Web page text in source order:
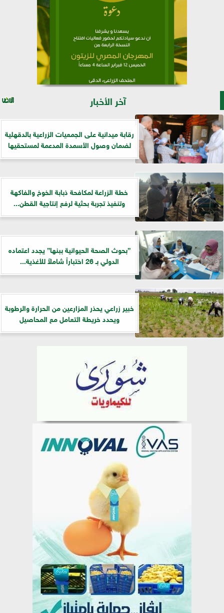
آخر الأخبار
رقابة ميدانية على الجمعيات الزراعية بالدقهلية
لضمان وصول الأسمدة المدعمة لمستحقيها
خطة الزراعة لمكافحة ذبابة الخوخ والفاكهة
وتنفيذ تجربة بحثية لرفع إنتاجية القطن...
”بحوث الصحة الحيوانية ببنها” يجدد اعتماده
الدولي بـ 26 اختباراً شاملاً للأغذية...
خبير زراعي يحذر المزارعين من الحرارة والرطوبة
ويحدد خريطة التعامل مع المحاصيل